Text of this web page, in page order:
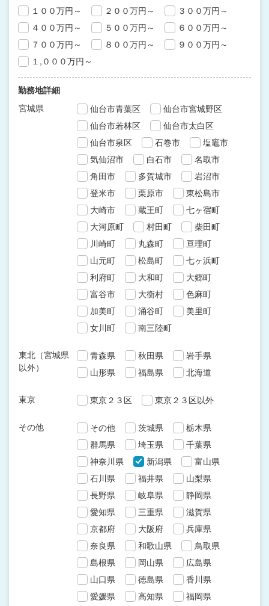
１００万円～ ２００万円～
３００万円～
４００万円～
５００万円～
６００万円～
７００万円～
８００万円～
９００万円～
１,０００万円～
勤務地詳細
宮城県
仙台市青葉区
仙台市宮城野区
仙台市若林区
仙台市太白区
仙台市泉区
石巻市
塩竈市
気仙沼市
白石市
名取市
角田市
多賀城市
岩沼市
登米市
栗原市
東松島市
大崎市
蔵王町
七ヶ宿町
大河原町
村田町
柴田町
川崎町
丸森町
亘理町
山元町
松島町
七ヶ浜町
利府町
大和町
大郷町
富谷市
大衡村
色麻町
加美町
涌谷町
美里町
女川町
南三陸町
東北（宮城県
以外）
青森県 秋田県
岩手県
山形県
福島県 北海道
東京 東京２３区 東京２３区以外
その他 その他 茨城県
栃木県
群馬県
埼玉県
千葉県
神奈川県
新潟県
富山県
石川県
福井県
山梨県
長野県
岐阜県
静岡県
愛知県
三重県
滋賀県
京都府
大阪府
兵庫県
奈良県
和歌山県
鳥取県
島根県
岡山県
広島県
山口県
徳島県
香川県
愛媛県
高知県
福岡県